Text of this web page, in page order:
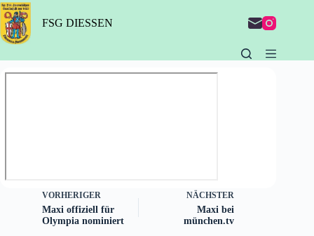
Zum
Inhalt
springen
FSG DIESSEN
VORHERIGER
Maxi offiziell für
Olympia nominiert
NÄCHSTER
Maxi bei
münchen.tv